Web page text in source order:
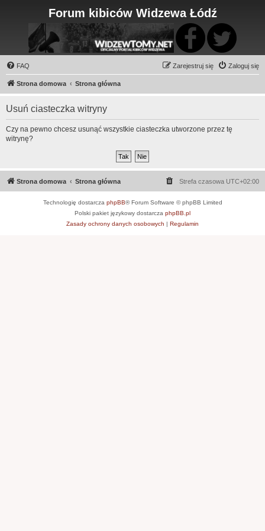
Forum kibiców Widzewa Łódź
FAQ Zaloguj się
Zarejestruj się
Strona domowa Strona główna
Usuń ciasteczka witryny
Czy na pewno chcesz usunąć wszystkie ciasteczka utworzone przez tę
witrynę?
Strona domowa Strona główna Strefa czasowa UTC+02:00
Technologię dostarcza phpBB® Forum Software © phpBB Limited
Polski pakiet językowy dostarcza phpBB.pl
Zasady ochrony danych osobowych | Regulamin